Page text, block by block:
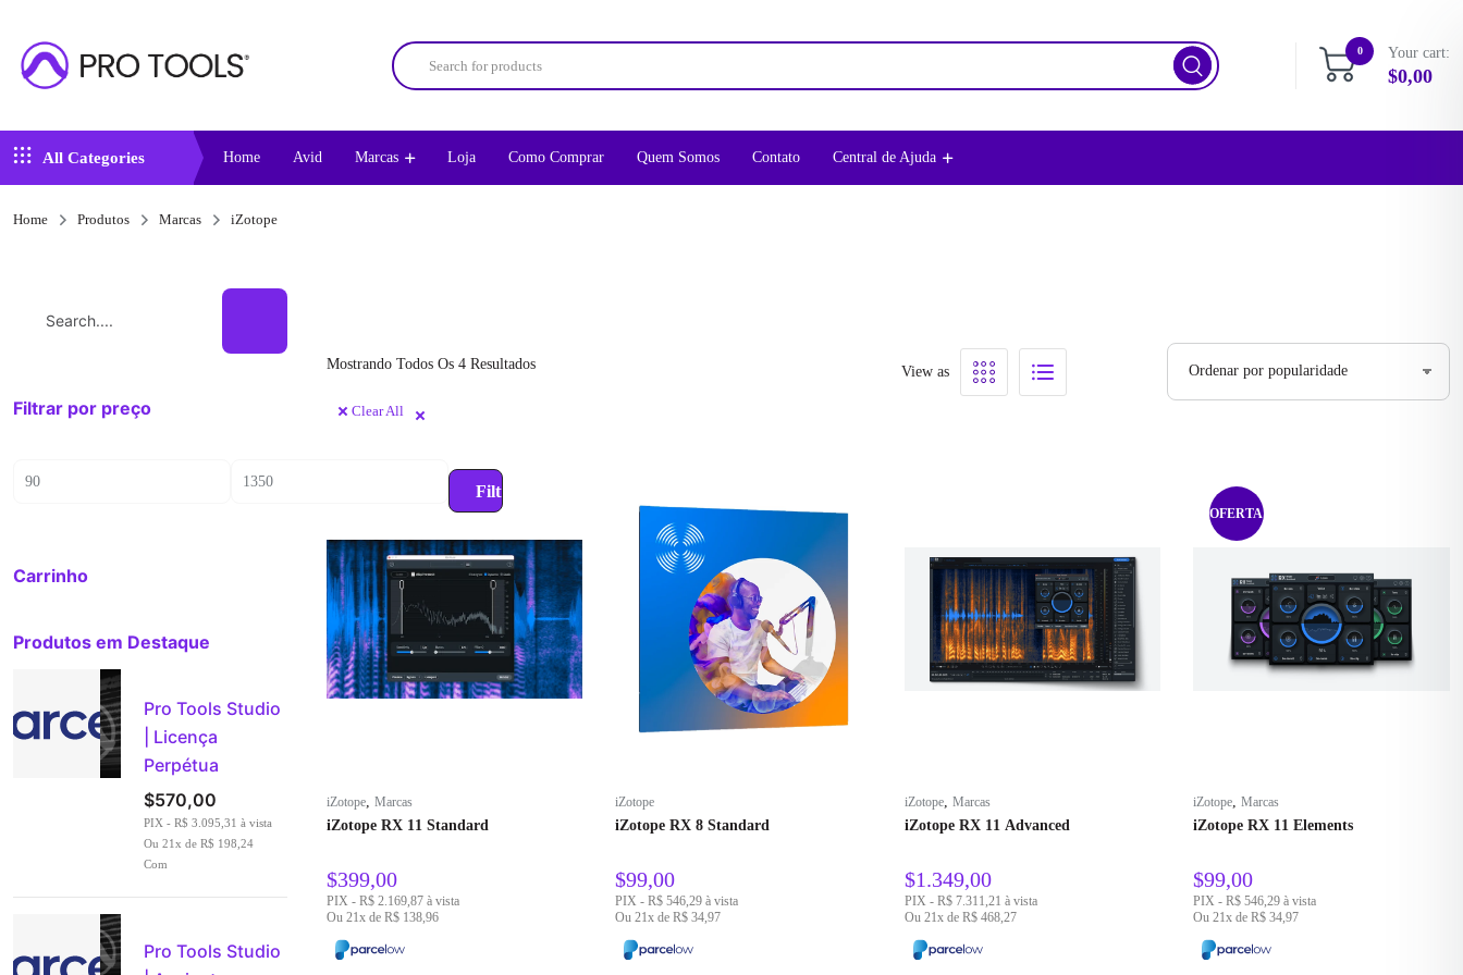
0 Your cart:
$0,00
All Categories Home Avid Marcas Loja Como Comprar Quem Somos Contato Central de Ajuda
Home Produtos Marcas iZotope
Mostrando Todos Os 4 ResultadosClassificado
View as
Clear All
iZotope, Marcas
iZotope RX 11 Standard
$399,00
PIX - R$ 2.169,87 à vista
Ou 21x de R$ 138,96
iZotope
iZotope RX 8 Standard
$99,00
PIX - R$ 546,29 à vista
Ou 21x de R$ 34,97
iZotope, Marcas
iZotope RX 11 Advanced
$1.349,00
PIX - R$ 7.311,21 à vista
Ou 21x de R$ 468,27
OFERTA!
iZotope,Marcas
iZotope RX 11 Elements
$99,00
PIX - R$ 546,29 à vista
Ou 21x de R$ 34,97
Filtrar por preço
Filtrar
Carrinho
Produtos em Destaque
Pro Tools Studio
| Licença
Perpétua
$570,00
PIX - R$ 3.095,31 à vista
Ou 21x de R$ 198,24
Com
Pro Tools Studio